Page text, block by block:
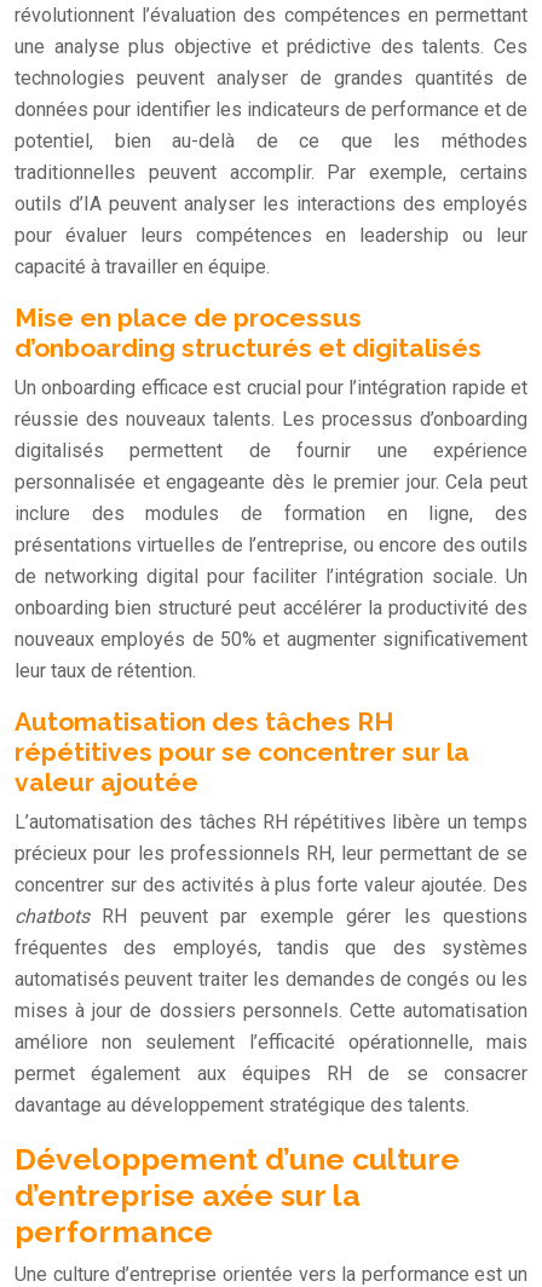
révolutionnent l’évaluation des compétences en permettant
une analyse plus objective et prédictive des talents. Ces
technologies peuvent analyser de grandes quantités de
données pour identifier les indicateurs de performance et de
potentiel, bien au-delà de ce que les méthodes
traditionnelles peuvent accomplir. Par exemple, certains
outils d’IA peuvent analyser les interactions des employés
pour évaluer leurs compétences en leadership ou leur
capacité à travailler en équipe.
Mise en place de processus
d’onboarding structurés et digitalisés
Un onboarding efficace est crucial pour l’intégration rapide et
réussie des nouveaux talents. Les processus d’onboarding
digitalisés permettent de fournir une expérience
personnalisée et engageante dès le premier jour. Cela peut
inclure des modules de formation en ligne, des
présentations virtuelles de l’entreprise, ou encore des outils
de networking digital pour faciliter l’intégration sociale. Un
onboarding bien structuré peut accélérer la productivité des
nouveaux employés de 50% et augmenter significativement
leur taux de rétention.
Automatisation des tâches RH
répétitives pour se concentrer sur la
valeur ajoutée
L’automatisation des tâches RH répétitives libère un temps
précieux pour les professionnels RH, leur permettant de se
concentrer sur des activités à plus forte valeur ajoutée. Des
chatbots RH peuvent par exemple gérer les questions
fréquentes des employés, tandis que des systèmes
automatisés peuvent traiter les demandes de congés ou les
mises à jour de dossiers personnels. Cette automatisation
améliore non seulement l’efficacité opérationnelle, mais
permet également aux équipes RH de se consacrer
davantage au développement stratégique des talents.
Développement d’une culture
d’entreprise axée sur la
performance
Une culture d’entreprise orientée vers la performance est un